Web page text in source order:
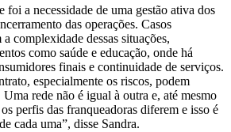
foi a necessidade de uma gestão ativa dos
das operações. Casos
complexidade dessas situações,
como saúde e educação, onde há
finais e continuidade de serviços.
especialmente os riscos, podem
rede não é igual à outra e, até mesmo
perfis das franqueadoras diferem e isso é
cada uma”, disse Sandra.